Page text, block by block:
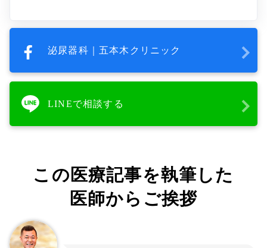
泌尿器科｜五本木クリニック
LINEで相談する
この医療記事を執筆した
医師からご挨拶